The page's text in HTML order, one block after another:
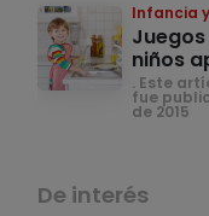
Infancia
niños
. Este
fue
de 2015
De interés